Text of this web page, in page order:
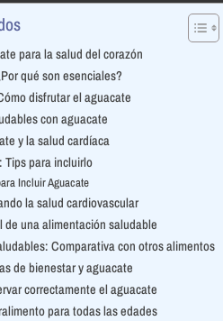
para la salud del corazón
qué son esenciales?
disfrutar el aguacate
con aguacate
y la salud cardíaca
para incluirlo
Incluir Aguacate
la salud cardiovascular
de una alimentación saludable
Comparativa con otros alimentos
de bienestar y aguacate
correctamente el aguacate
para todas las edades